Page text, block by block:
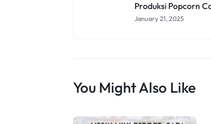
Produksi Popcorn
January 21, 2025
You Might Also Like